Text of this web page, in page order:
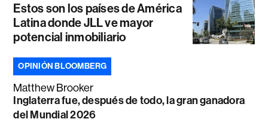
Estos son los países de América
Latina donde JLL ve mayor
potencial inmobiliario
OPINIÓN BLOOMBERG
Matthew Brooker
Inglaterra fue, después de todo, la gran ganadora
del Mundial 2026